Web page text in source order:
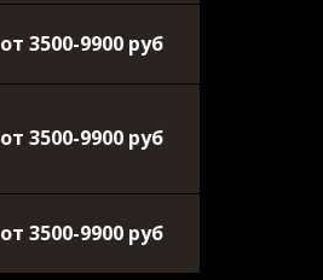
от 3500-9900 руб
от 3500-9900 руб
от 3500-9900 руб